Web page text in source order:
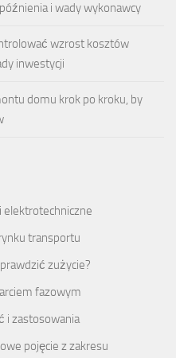
i wady wykonawcy
wzrost kosztów
inwestycji
domu krok po kroku, by
elektrotechniczne
transportu
zużycie?
fazowym
i zastosowania
pojęcie z zakresu